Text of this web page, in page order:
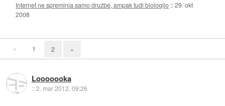
Internet ne spreminja samo družbe, ampak tudi biologijo ::29. okt
2008
« 1 2 »
Looooooka
::2. mar 2012, 09:26